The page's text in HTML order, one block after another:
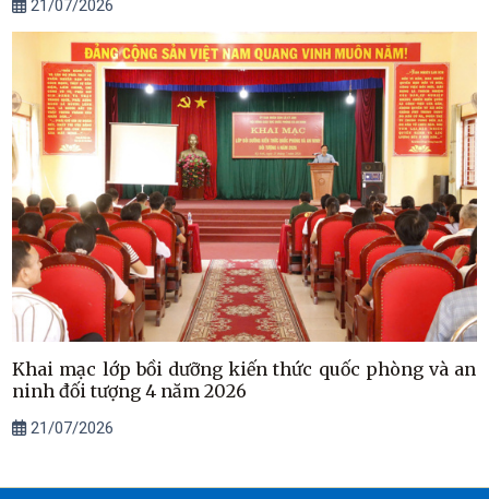
21/07/2026
Khai mạc lớp bồi dưỡng kiến thức quốc phòng và an
ninh đối tượng 4 năm 2026
21/07/2026